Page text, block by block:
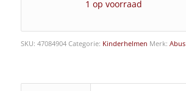
1 op voorraad
SKU: 47084904 Categorie: Kinderhelmen Merk: Abus